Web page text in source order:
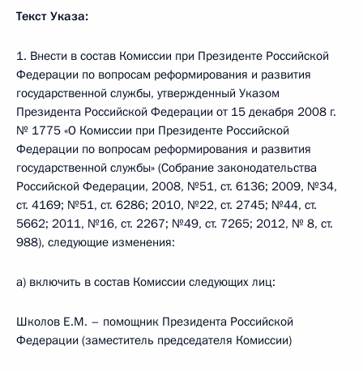
Текст Указа:
1. Внести в состав Комиссии при Президенте Российской
Федерации по вопросам реформирования и развития
государственной службы, утвержденный Указом
Президента Российской Федерации от 15 декабря 2008 г.
№ 1775 «О Комиссии при Президенте Российской
Федерации по вопросам реформирования и развития
государственной службы» (Собрание законодательства
Российской Федерации, 2008, №51, ст. 6136; 2009, №34,
ст. 4169; №51, ст. 6286; 2010, №22, ст. 2745; №44, ст.
5662; 2011, №16, ст. 2267; №49, ст. 7265; 2012, № 8, ст.
988), следующие изменения:
а) включить в состав Комиссии следующих лиц:
Школов Е.М. – помощник Президента Российской
Федерации (заместитель председателя Комиссии)